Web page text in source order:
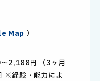
Map ）
2,188円 （3ヶ月
※経験・能力によ